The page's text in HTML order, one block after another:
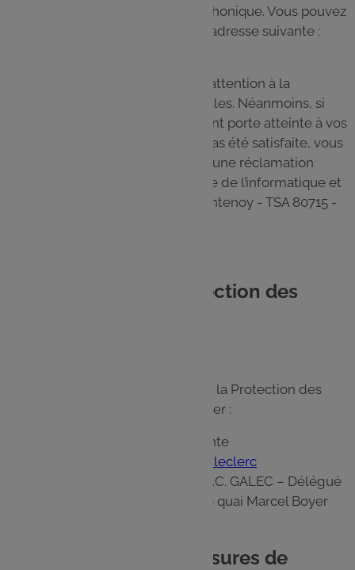
d’opposition au démarchage téléphonique. Vous pouvez
vous y inscrire en vous rendant à l’adresse suivante :
Le GALEC apporte la plus grande attention à la
protection des données personnelles. Néanmoins, si
vous considérez que leur traitement porte atteinte à vos
droits ou que votre demande n’a pas été satisfaite, vous
disposez de la faculté d’introduire une réclamation
auprès de la Commission nationale de l’informatique et
des libertés (CNIL) - 3 Place de Fontenoy - TSA 80715 -
9. Le délégué à la protection des
Le GALEC a désigné un Délégué à la Protection des
Données que vous pouvez contacter :
à l'adresse électronique suivante
contact@donneespersonnelles.leclerc
à l'adresse postale suivante : S.C. GALEC – Délégué
à la Protection des Données - 26 quai Marcel Boyer
10. Quelles sont les mesures de